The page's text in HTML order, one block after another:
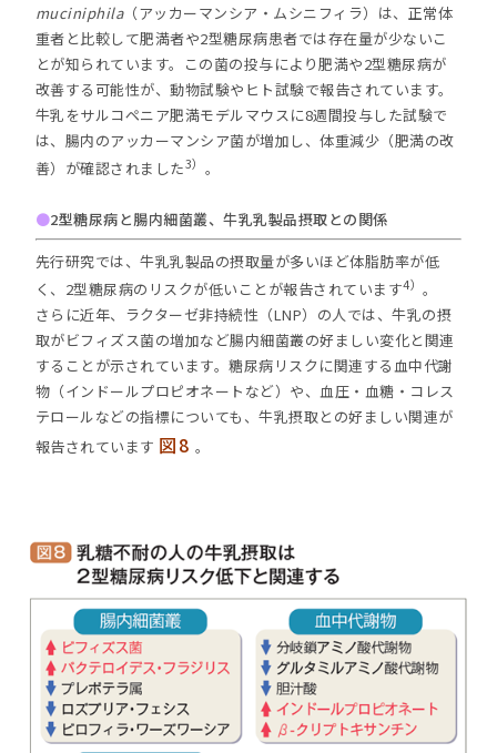
muciniphila（アッカーマンシア・ムシニフィラ）は、正常体
重者と比較して肥満者や2型糖尿病患者では存在量が少ないこ
とが知られています。この菌の投与により肥満や2型糖尿病が
改善する可能性が、動物試験やヒト試験で報告されています。
牛乳をサルコペニア肥満モデルマウスに8週間投与した試験で
は、腸内のアッカーマンシア菌が増加し、体重減少（肥満の改
善）が確認されました3） 。
●2型糖尿病と腸内細菌叢、牛乳乳製品摂取との関係
先行研究では、牛乳乳製品の摂取量が多いほど体脂肪率が低
く、2型糖尿病のリスクが低いことが報告されています4） 。
さらに近年、ラクターゼ非持続性（LNP）の人では、牛乳の摂
取がビフィズス菌の増加など腸内細菌叢の好ましい変化と関連
することが示されています。糖尿病リスクに関連する血中代謝
物（インドールプロピオネートなど）や、血圧・血糖・コレス
テロールなどの指標についても、牛乳摂取との好ましい関連が
報告されています 図8 。